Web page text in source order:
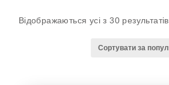
Відображаються усі з 30 результатів